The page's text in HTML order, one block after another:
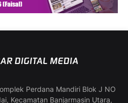
Perdana Mandiri Blok J NO
Kecamatan Banjarmasin Utara,